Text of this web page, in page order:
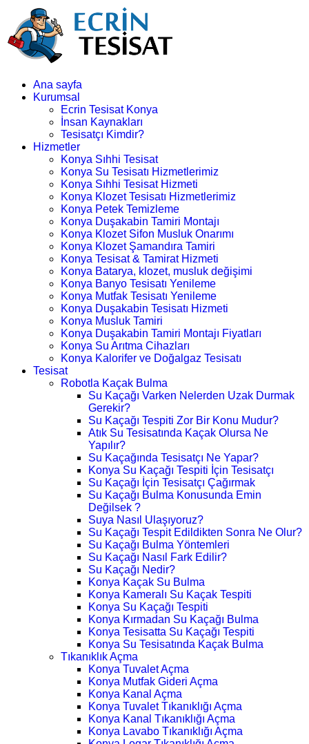
Ana sayfa
Kurumsal
Ecrin Tesisat Konya
İnsan Kaynakları
Tesisatçı Kimdir?
Hizmetler
Konya Sıhhi Tesisat
Konya Su Tesisatı Hizmetlerimiz
Konya Sıhhi Tesisat Hizmeti
Konya Klozet Tesisatı Hizmetlerimiz
Konya Petek Temizleme
Konya Duşakabin Tamiri Montajı
Konya Klozet Sifon Musluk Onarımı
Konya Klozet Şamandıra Tamiri
Konya Tesisat & Tamirat Hizmeti
Konya Batarya, klozet, musluk değişimi
Konya Banyo Tesisatı Yenileme
Konya Mutfak Tesisatı Yenileme
Konya Duşakabin Tesisatı Hizmeti
Konya Musluk Tamiri
Konya Duşakabin Tamiri Montajı Fiyatları
Konya Su Arıtma Cihazları
Konya Kalorifer ve Doğalgaz Tesisatı
Tesisat
Robotla Kaçak Bulma
Su Kaçağı Varken Nelerden Uzak Durmak
Gerekir?
Su Kaçağı Tespiti Zor Bir Konu Mudur?
Atık Su Tesisatında Kaçak Olursa Ne
Yapılır?
Su Kaçağında Tesisatçı Ne Yapar?
Konya Su Kaçağı Tespiti İçin Tesisatçı
Su Kaçağı İçin Tesisatçı Çağırmak
Su Kaçağı Bulma Konusunda Emin
Değilsek ?
Suya Nasıl Ulaşıyoruz?
Su Kaçağı Tespit Edildikten Sonra Ne Olur?
Su Kaçağı Bulma Yöntemleri
Su Kaçağı Nasıl Fark Edilir?
Su Kaçağı Nedir?
Konya Kaçak Su Bulma
Konya Kameralı Su Kaçak Tespiti
Konya Su Kaçağı Tespiti
Konya Kırmadan Su Kaçağı Bulma
Konya Tesisatta Su Kaçağı Tespiti
Konya Su Tesisatında Kaçak Bulma
Tıkanıklık Açma
Konya Tuvalet Açma
Konya Mutfak Gideri Açma
Konya Kanal Açma
Konya Tuvalet Tıkanıklığı Açma
Konya Kanal Tıkanıklığı Açma
Konya Lavabo Tıkanıklığı Açma